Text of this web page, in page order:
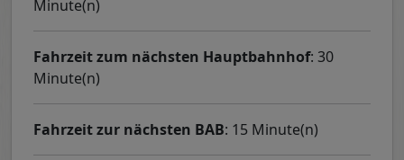
Minute(n)
Fahrzeit zum nächsten Hauptbahnhof: 30
Minute(n)
Fahrzeit zur nächsten BAB: 15 Minute(n)